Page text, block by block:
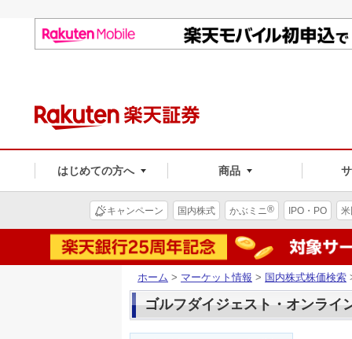
はじめての方へ 商品
キャンペーン 国内株式 かぶミニ® IPO・PO
ホーム > マーケット情報 > 国内株式株価検索
ゴルフダイジェスト・オンライ